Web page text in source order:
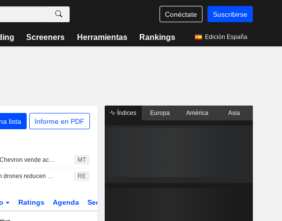
Conéctate Suscribirse
Screeners Herramientas Rankings Edición España
lista Informe en PDF
Un directivo de Chevron vende acciones por valor de 1.037.266 USD, según los registros de la SEC MT
Los ataques con drones reducen un 20% la carga de crudo del consorcio CPC en julio RE
Ratings Agenda Sector
Índices Europa América Asia